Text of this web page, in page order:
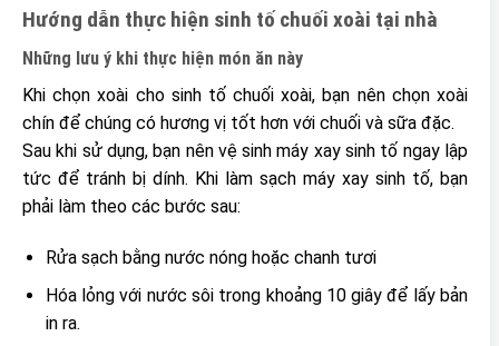
Hướng dẫn thực hiện sinh tố chuối xoài tại nhà
Những lưu ý khi thực hiện món ăn này
Khi chọn xoài cho sinh tố chuối xoài, bạn nên chọn xoài
chín để chúng có hương vị tốt hơn với chuối và sữa đặc.
Sau khi sử dụng, bạn nên vệ sinh máy xay sinh tố ngay lập
tức để tránh bị dính. Khi làm sạch máy xay sinh tố, bạn
phải làm theo các bước sau:
Rửa sạch bằng nước nóng hoặc chanh tươi
Hóa lỏng với nước sôi trong khoảng 10 giây để lấy bản
in ra.